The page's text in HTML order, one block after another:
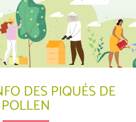
DES PIQUÉS DE
POLLEN